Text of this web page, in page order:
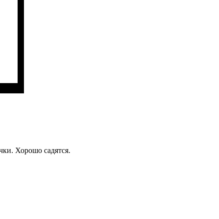
Хорошо садятся.